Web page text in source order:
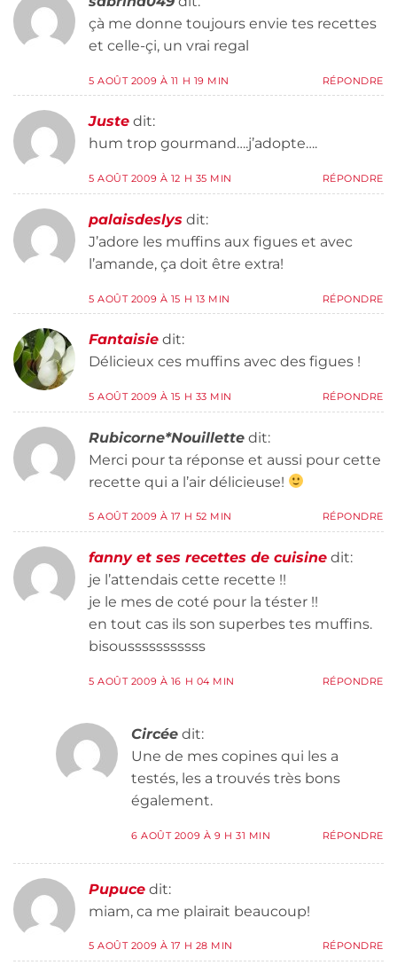
çà me donne toujours envie tes recettes
et celle-çi, un vrai regal
5 AOÛT 2009 À 11 H 19 MIN RÉPONDRE
Juste dit:
hum trop gourmand….j’adopte….
5 AOÛT 2009 À 12 H 35 MIN RÉPONDRE
palaisdeslys dit:
J’adore les muffins aux figues et avec
l’amande, ça doit être extra!
5 AOÛT 2009 À 15 H 13 MIN RÉPONDRE
Fantaisie dit:
Délicieux ces muffins avec des figues !
5 AOÛT 2009 À 15 H 33 MIN RÉPONDRE
Rubicorne*Nouillette dit:
Merci pour ta réponse et aussi pour cette
recette qui a l’air délicieuse!
5 AOÛT 2009 À 17 H 52 MIN RÉPONDRE
fanny et ses recettes de cuisine dit:
je l’attendais cette recette !!
je le mes de coté pour la téster !!
en tout cas ils son superbes tes muffins.
bisousssssssssss
5 AOÛT 2009 À 16 H 04 MIN RÉPONDRE
Circée dit:
Une de mes copines qui les a
testés, les a trouvés très bons
également.
6 AOÛT 2009 À 9 H 31 MIN RÉPONDRE
Pupuce dit:
miam, ca me plairait beaucoup!
5 AOÛT 2009 À 17 H 28 MIN RÉPONDRE